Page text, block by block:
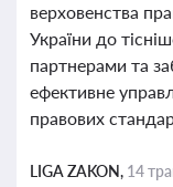
верховенства
України до
партнерами та
ефективне
правових
LIGA ZAKON, 14